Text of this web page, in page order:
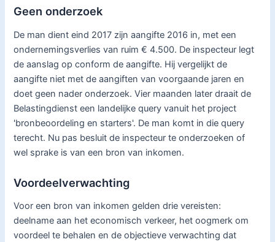
Geen onderzoek
De man dient eind 2017 zijn aangifte 2016 in, met een
ondernemingsverlies van ruim € 4.500. De inspecteur legt
de aanslag op conform de aangifte. Hij vergelijkt de
aangifte niet met de aangiften van voorgaande jaren en
doet geen nader onderzoek. Vier maanden later draait de
Belastingdienst een landelijke query vanuit het project
'bronbeoordeling en starters'. De man komt in die query
terecht. Nu pas besluit de inspecteur te onderzoeken of
wel sprake is van een bron van inkomen.
Voordeelverwachting
Voor een bron van inkomen gelden drie vereisten:
deelname aan het economisch verkeer, het oogmerk om
voordeel te behalen en de objectieve verwachting dat